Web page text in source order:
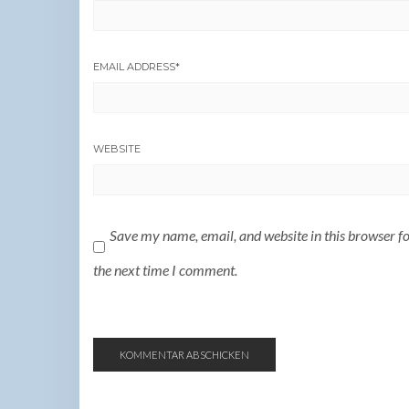
EMAIL ADDRESS*
WEBSITE
Save my name, email, and website in this browser
the next time I comment.